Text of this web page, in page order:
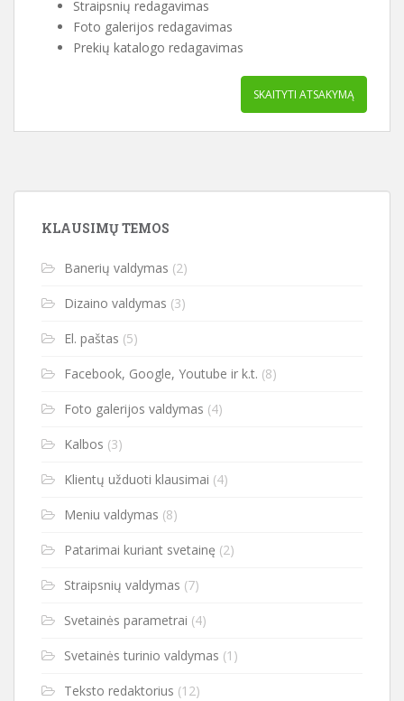
Straipsnių redagavimas
Foto galerijos redagavimas
Prekių katalogo redagavimas
SKAITYTI ATSAKYMĄ
KLAUSIMŲ TEMOS
Banerių valdymas (2)
Dizaino valdymas (3)
El. paštas (5)
Facebook, Google, Youtube ir k.t. (8)
Foto galerijos valdymas (4)
Kalbos (3)
Klientų užduoti klausimai (4)
Meniu valdymas (8)
Patarimai kuriant svetainę (2)
Straipsnių valdymas (7)
Svetainės parametrai (4)
Svetainės turinio valdymas (1)
Teksto redaktorius (12)